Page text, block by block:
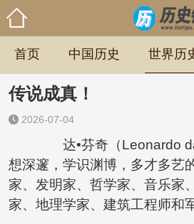
首页 中国历史 世界历
传说成真！
2026-07-04
达•芬奇（Leonardo
想深邃，学识渊博，多才多艺
家、发明家、哲学家、音乐家
家、地理学家、建筑工程师和